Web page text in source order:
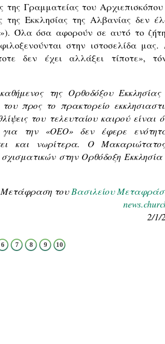
Γραμματείας του Αρχιεπισκόπου
Εκκλησίας της Αλβανίας δεν
Όλα όσα αφορούν σε αυτό το
στην ιστοσελίδα μας.
δεν έχει αλλάξει τίποτε»,
της Ορθοδόξου Εκκλησίας
προς το πρακτορείο
του τελευταίου καιρού είναι
για την «ΟΕΟ» δεν έφερε
και νωρίτερα. Ο
στην Ορθόδοξη Εκκλησία
Μετάφραση τουΒασιλείου
2/1/
6 7 8 9 10